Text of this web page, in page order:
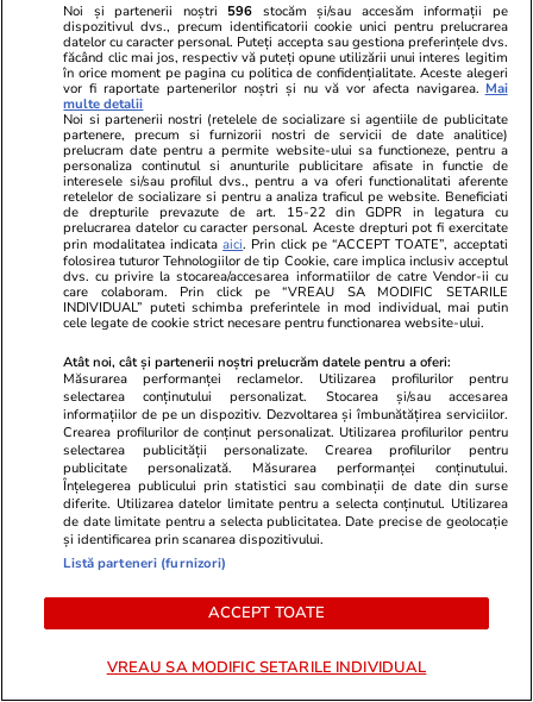
Știri România 28 iul.
Și Ileana, soţia lui Gradu Cîrpaci,
a fost predată autorităţilor din
Germania. Cuplul ar fi obligat
un bărbat să doneze un rinichi
Știri România 28 iul.
Ziarul Financiar: PRO TV,
amendat cu 4.000.000 de euro
de Consiliul Concurenței, din
cauza prețurilor cerute
cabliștilor
nu-i mai trebuie politicieni”
Noi și partenerii noștri 596 stocăm și/sau accesăm informații pe
dispozitivul dvs., precum identificatorii cookie unici pentru prelucrarea
datelor cu caracter personal. Puteți accepta sau gestiona preferințele dvs.
făcând clic mai jos, respectiv vă puteți opune utilizării unui interes legitim
în orice moment pe pagina cu politica de confidențialitate. Aceste alegeri
vor fi raportate partenerilor noștri și nu vă vor afecta navigarea. Mai
multe detalii
Noi si partenerii nostri (retelele de socializare si agentiile de publicitate
partenere, precum si furnizorii nostri de servicii de date analitice)
prelucram date pentru a permite website-ului sa functioneze, pentru a
personaliza continutul si anunturile publicitare afisate in functie de
interesele si/sau profilul dvs., pentru a va oferi functionalitati aferente
retelelor de socializare si pentru a analiza traficul pe website. Beneficiati
de drepturile prevazute de art. 15-22 din GDPR in legatura cu
prelucrarea datelor cu caracter personal. Aceste drepturi pot fi exercitate
prin modalitatea indicataaici. Prin click pe “ACCEPT TOATE”, acceptati
folosirea tuturor Tehnologiilor de tip Cookie, care implica inclusiv acceptul
dvs. cu privire la stocarea/accesarea informatiilor de catre Vendor-ii cu
care colaboram. Prin click pe “VREAU SA MODIFIC SETARILE
INDIVIDUAL” puteti schimba preferintele in mod individual, mai putin
cele legate de cookie strict necesare pentru functionarea website-ului.
Atât noi, cât și partenerii noștri prelucrăm datele pentru a oferi:
Măsurarea performanței reclamelor. Utilizarea profilurilor pentru
selectarea conținutului personalizat. Stocarea și/sau accesarea
informațiilor de pe un dispozitiv. Dezvoltarea și îmbunătățirea serviciilor.
Crearea profilurilor de conținut personalizat. Utilizarea profilurilor pentru
selectarea publicității personalizate. Crearea profilurilor pentru
publicitate personalizată. Măsurarea performanței conținutului.
Înțelegerea publicului prin statistici sau combinații de date din surse
diferite. Utilizarea datelor limitate pentru a selecta conținutul. Utilizarea
de date limitate pentru a selecta publicitatea. Date precise de geolocație
și identificarea prin scanarea dispozitivului.
Listă parteneri (furnizori)
ACCEPT TOATE
VREAU SA MODIFIC SETARILE INDIVIDUAL